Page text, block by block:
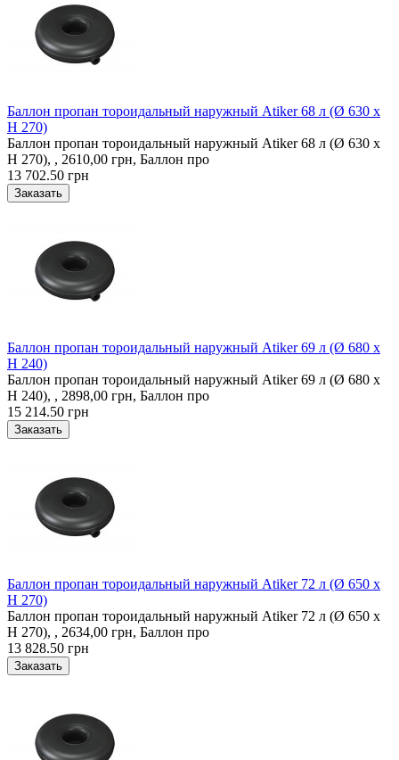
Баллон пропан тороидальный наружный Atiker 68 л (Ø 630 х
H 270)
Баллон пропан тороидальный наружный Atiker 68 л (Ø 630 х
H 270), , 2610,00 грн, Баллон про
13 702.50 грн
Баллон пропан тороидальный наружный Atiker 69 л (Ø 680 х
H 240)
Баллон пропан тороидальный наружный Atiker 69 л (Ø 680 х
H 240), , 2898,00 грн, Баллон про
15 214.50 грн
Баллон пропан тороидальный наружный Atiker 72 л (Ø 650 х
H 270)
Баллон пропан тороидальный наружный Atiker 72 л (Ø 650 х
H 270), , 2634,00 грн, Баллон про
13 828.50 грн